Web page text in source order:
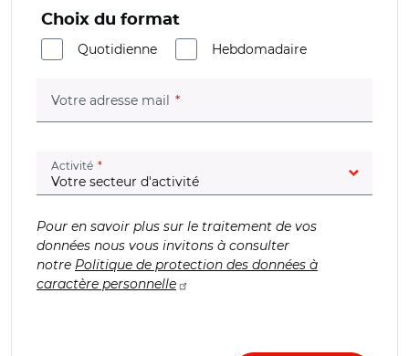
Choix du format
Quotidienne
Hebdomadaire
Votre adresse mail (champ obligatoire)
Activité (champ obligatoire)
Pour en savoir plus sur le traitement de vos
données nous vous invitons à consulter
notre Politique de protection des données à
caractère personnelle